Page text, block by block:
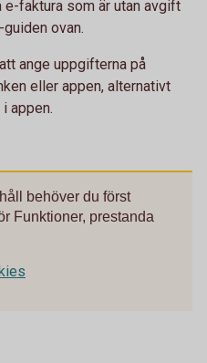
e-faktura som är utan avgift
ovan.
ange uppgifterna på
eller appen, alternativt
appen.
behöver du först
Funktioner, prestanda